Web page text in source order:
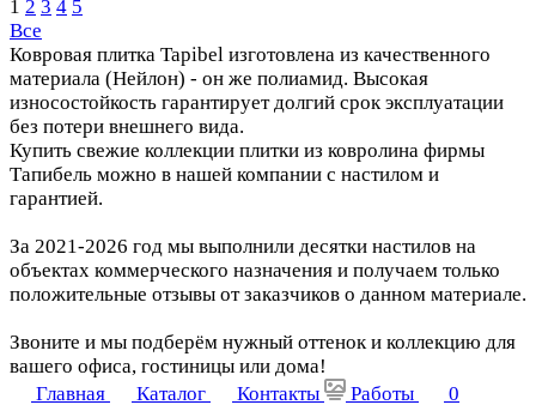
1 2 3 4 5
Все
Ковровая плитка Tapibel изготовлена из качественного
материала (Нейлон) - он же полиамид. Высокая
износостойкость гарантирует долгий срок эксплуатации
без потери внешнего вида.
Купить свежие коллекции плитки из ковролина фирмы
Тапибель можно в нашей компании с настилом и
гарантией.
За 2021-2026 год мы выполнили десятки настилов на
объектах коммерческого назначения и получаем только
положительные отзывы от заказчиков о данном материале.
Звоните и мы подберём нужный оттенок и коллекцию для
вашего офиса, гостиницы или дома!
Главная
Каталог Контакты Работы
0